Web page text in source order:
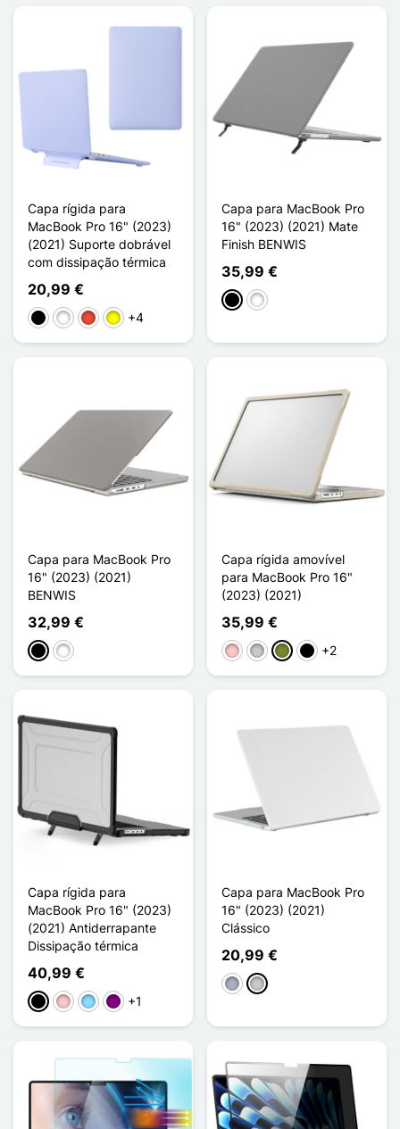
Capa rígida para
MacBook Pro 16" (2023)
(2021) Suporte dobrável
com dissipação térmica
20,99 €
PretoBrancoVermelho
Amarelo
+4
Capa para MacBook Pro
16" (2023) (2021) Mate
Finish BENWIS
35,99 €
Noir Transparent
Blanc Transparent
Capa para MacBook Pro
16" (2023) (2021)
BENWIS
32,99 €
Noir Transparent
Blanc Transparent
Capa rígida amovível
para MacBook Pro 16"
(2023) (2021)
35,99 €
RosaTransparente
KhakiNoir Transparent
+2
Capa rígida para
MacBook Pro 16" (2023)
(2021) Antiderrapante
Dissipação térmica
40,99 €
PretoRosaAzul Claro
Púrpura
+1
Capa para MacBook Pro
16" (2023) (2021)
Clássico
20,99 €
CinzentoTransparente